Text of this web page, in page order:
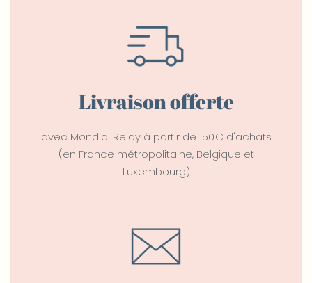
Livraison offerte
avec Mondial Relay à partir de 150€ d'achats
(en France métropolitaine, Belgique et
Luxembourg)